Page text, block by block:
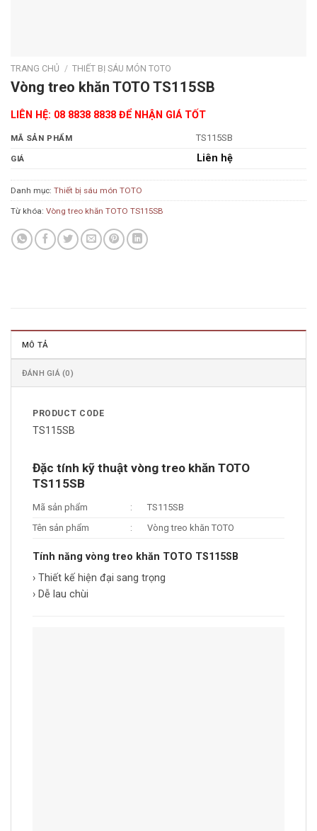
TRANG CHỦ / THIẾT BỊ SÁU MÓN TOTO
Vòng treo khăn TOTO TS115SB
LIÊN HỆ: 08 8838 8838 ĐỂ NHẬN GIÁ TỐT
MÃ SẢN PHẨM TS115SB
GIÁ Liên hệ
Danh mục: Thiết bị sáu món TOTO
Từ khóa: Vòng treo khăn TOTO TS115SB
MÔ TẢ
ĐÁNH GIÁ (0)
PRODUCT CODE
TS115SB
Đặc tính kỹ thuật vòng treo khăn TOTO
TS115SB
Mã sản phẩm :
TS115SB
Tên sản phẩm
: Vòng treo khăn TOTO
Tính năng vòng treo khăn TOTO TS115SB
› Thiết kế hiện đại sang trọng
› Dễ lau chùi